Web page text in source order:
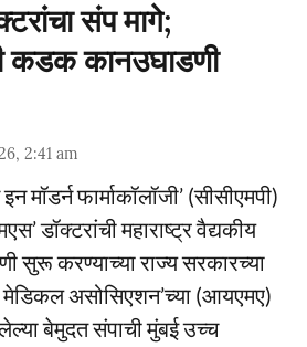
संप मागे;
कडक कानउघाडणी
2:41 am
मॉडर्न फार्माकॉलॉजी’ (सीसीएमपी)
डॉक्टरांची महाराष्ट्र वैद्यकीय
सुरू करण्याच्या राज्य सरकारच्या
मेडिकल असोसिएशन’च्या (आयएमए)
बेमुदत संपाची मुंबई उच्च